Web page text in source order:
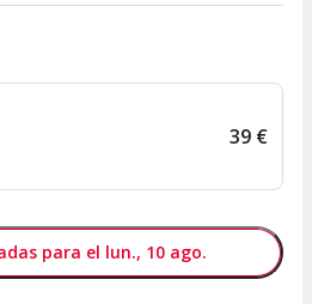
39 €
para el lun., 10 ago.